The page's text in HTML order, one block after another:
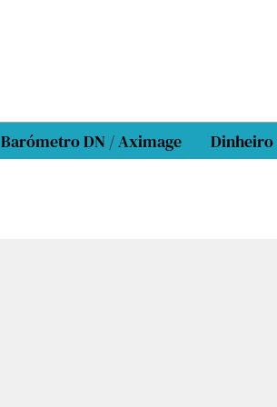
Barómetro DN / Aximage Dinheiro